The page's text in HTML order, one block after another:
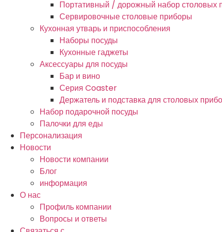
Портативный / дорожный набор столовых
Сервировочные столовые приборы
Кухонная утварь и приспособления
Наборы посуды
Кухонные гаджеты
Аксессуары для посуды
Бар и вино
Серия Coaster
Держатель и подставка для столовых
Набор подарочной посуды
Палочки для еды
Персонализация
Новости
Новости компании
Блог
информация
О нас
Профиль компании
Вопросы и ответы